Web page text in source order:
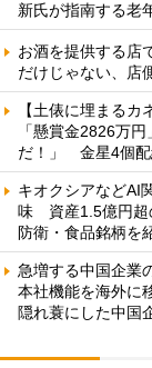
新氏が指南する老
お酒を提供する店
だけじゃない、店
【土俵に埋まる
「懸賞金2826万
だ！」 金星4個配
キオクシアなどAI
味 資産1.5億円超
防衛・食品銘柄を
急増する中国企業
本社機能を海外に
隠れ蓑にした中国